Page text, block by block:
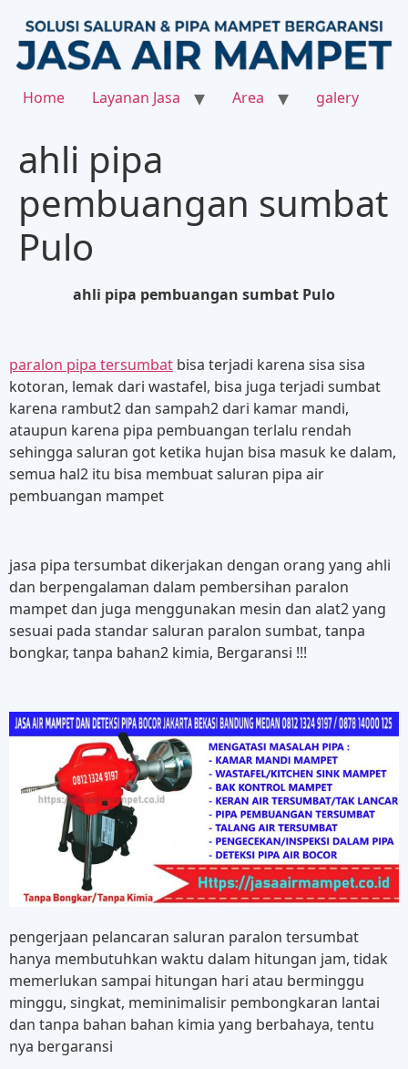
Home Layanan Jasa Area galery
ahli pipa
pembuangan sumbat
Pulo
ahli pipa pembuangan sumbat Pulo
paralon pipa tersumbat bisa terjadi karena sisa sisa
kotoran, lemak dari wastafel, bisa juga terjadi sumbat
karena rambut2 dan sampah2 dari kamar mandi,
ataupun karena pipa pembuangan terlalu rendah
sehingga saluran got ketika hujan bisa masuk ke dalam,
semua hal2 itu bisa membuat saluran pipa air
pembuangan mampet
jasa pipa tersumbat dikerjakan dengan orang yang ahli
dan berpengalaman dalam pembersihan paralon
mampet dan juga menggunakan mesin dan alat2 yang
sesuai pada standar saluran paralon sumbat, tanpa
bongkar, tanpa bahan2 kimia, Bergaransi !!!
pengerjaan pelancaran saluran paralon tersumbat
hanya membutuhkan waktu dalam hitungan jam, tidak
memerlukan sampai hitungan hari atau berminggu
minggu, singkat, meminimalisir pembongkaran lantai
dan tanpa bahan bahan kimia yang berbahaya, tentu
nya bergaransi